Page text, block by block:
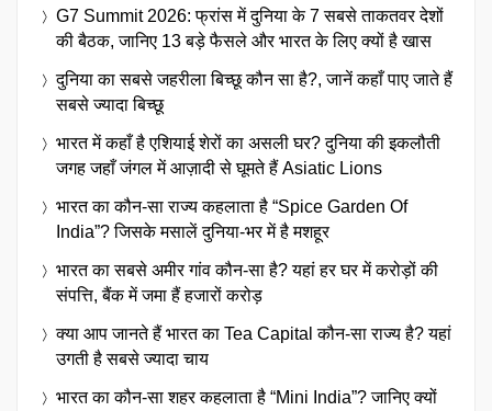
G7 Summit 2026: फ्रांस में दुनिया के 7 सबसे ताकतवर देशों
की बैठक, जानिए 13 बड़े फैसले और भारत के लिए क्यों है खास
दुनिया का सबसे जहरीला बिच्छू कौन सा है?, जानें कहाँ पाए जाते हैं
सबसे ज्यादा बिच्छू
भारत में कहाँ है एशियाई शेरों का असली घर? दुनिया की इकलौती
जगह जहाँ जंगल में आज़ादी से घूमते हैं Asiatic Lions
भारत का कौन-सा राज्य कहलाता है “Spice Garden Of
India”? जिसके मसालें दुनिया-भर में है मशहूर
भारत का सबसे अमीर गांव कौन-सा है? यहां हर घर में करोड़ों की
संपत्ति, बैंक में जमा हैं हजारों करोड़
क्या आप जानते हैं भारत का Tea Capital कौन-सा राज्य है? यहां
उगती है सबसे ज्यादा चाय
भारत का कौन-सा शहर कहलाता है “Mini India”? जानिए क्यों